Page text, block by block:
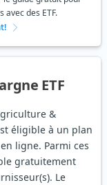
des ETF.
ETF
&
éligible à un plan
ligne. Parmi ces
gratuitement
Le